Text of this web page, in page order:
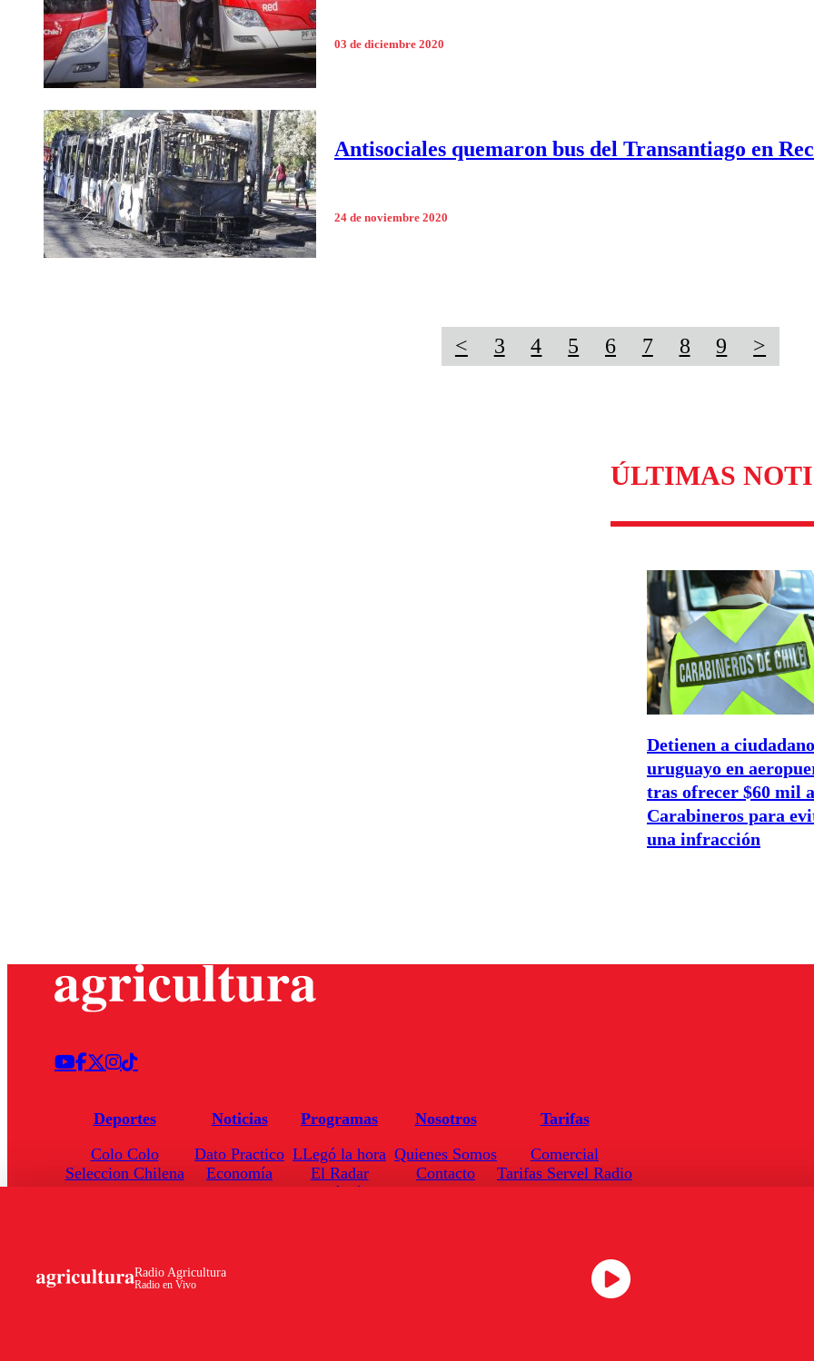
03 de diciembre 2020
Antisociales quemaron bus del Transantiago en
24 de noviembre 2020
< 3 4 5 6 7 8 9 >
ÚLTIMAS
Detienen a ciudadano
uruguayo en
tras ofrecer $60 mil a
Carabineros para
una infracción
Radio Agricultura
Radio en Vivo
Deportes
Colo Colo
Seleccion Chilena
Noticias
Dato Practico
Economía
Programas
LLegó la hora
El Radar
Enfoqué Público
Nosotros
Quienes Somos
Contacto
Tarifas
Comercial
Tarifas Servel Radio